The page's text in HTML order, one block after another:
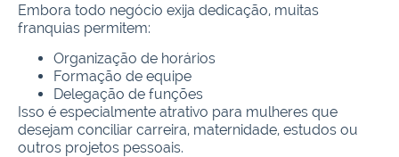
Embora todo negócio exija dedicação, muitas
franquias permitem:
Organização de horários
Formação de equipe
Delegação de funções
Isso é especialmente atrativo para mulheres que
desejam conciliar carreira, maternidade, estudos ou
outros projetos pessoais.